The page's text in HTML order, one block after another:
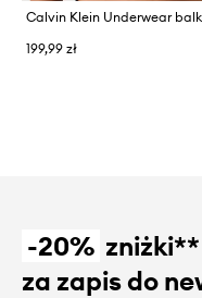
Calvin Klein Underwear
199,99 zł
-20%
za zapis do